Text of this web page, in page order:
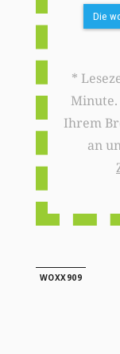
Die
*
Ihrem
an
WOXX909